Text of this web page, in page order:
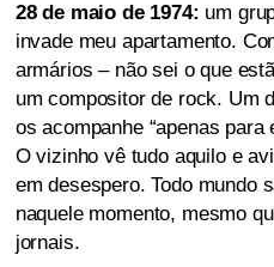
28 de maio de 1974: um
invade meu apartamento.
armários – não sei o que
um compositor de rock. Um
os acompanhe “apenas
O vizinho vê tudo aquilo e
em desespero. Todo mundo
naquele momento, mesmo
jornais.